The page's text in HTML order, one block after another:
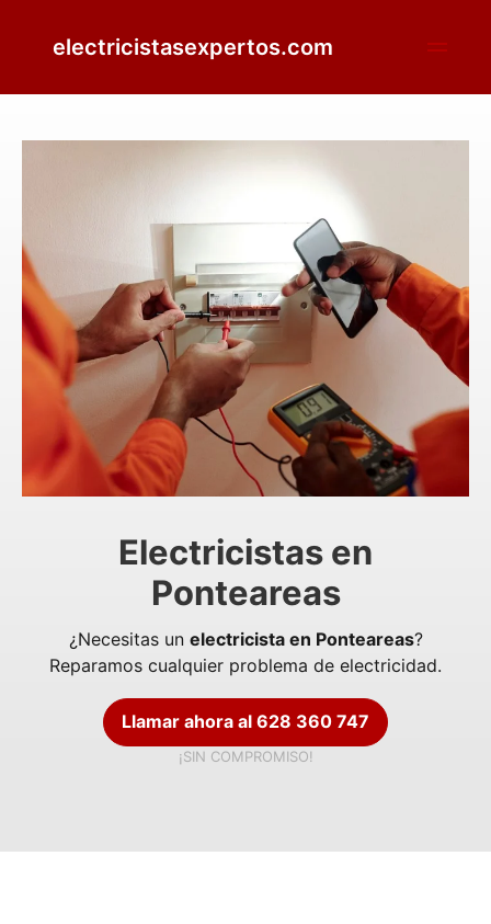
electricistasexpertos.com
Electricistas en
Ponteareas
¿Necesitas un electricista en Ponteareas?
Reparamos cualquier problema de electricidad.
Llamar ahora al 628 360 747
¡SIN COMPROMISO!